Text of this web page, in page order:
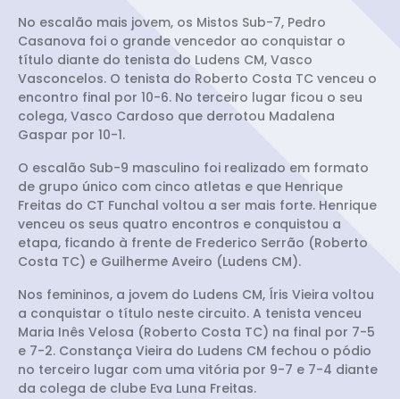
No escalão mais jovem, os Mistos Sub-7, Pedro
Casanova foi o grande vencedor ao conquistar o
título diante do tenista do Ludens CM, Vasco
Vasconcelos. O tenista do Roberto Costa TC venceu o
encontro final por 10-6. No terceiro lugar ficou o seu
colega, Vasco Cardoso que derrotou Madalena
Gaspar por 10-1.
O escalão Sub-9 masculino foi realizado em formato
de grupo único com cinco atletas e que Henrique
Freitas do CT Funchal voltou a ser mais forte. Henrique
venceu os seus quatro encontros e conquistou a
etapa, ficando à frente de Frederico Serrão (Roberto
Costa TC) e Guilherme Aveiro (Ludens CM).
Nos femininos, a jovem do Ludens CM, Íris Vieira voltou
a conquistar o título neste circuito. A tenista venceu
Maria Inês Velosa (Roberto Costa TC) na final por 7-5
e 7-2. Constança Vieira do Ludens CM fechou o pódio
no terceiro lugar com uma vitória por 9-7 e 7-4 diante
da colega de clube Eva Luna Freitas.